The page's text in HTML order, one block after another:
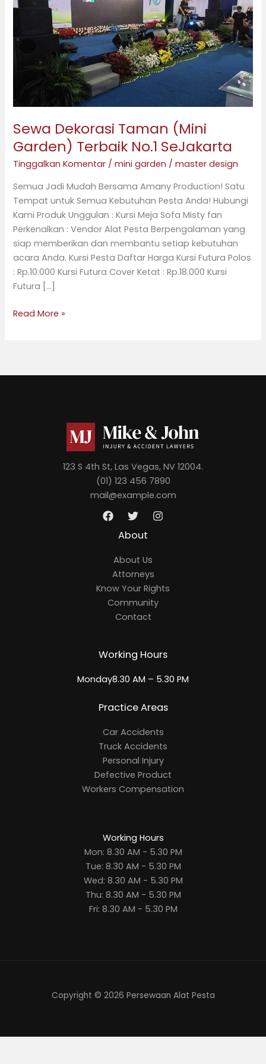
Sewa Dekorasi Taman (Mini
Garden) Terbaik No.1 SeJakarta
Tinggalkan Komentar /mini garden /master design
Semua Jadi Mudah Bersama Amany Production! Satu
Tempat untuk Semua Kebutuhan Pesta Anda! Hubungi
Kami Produk Unggulan : Kursi Meja Sofa Misty fan
Perkenalkan : Vendor Alat Pesta Berpengalaman yang
siap memberikan dan membantu setiap kebutuhan
acara Anda. Kursi Pesta Daftar Harga Kursi Futura Polos
: Rp.10.000 Kursi Futura Cover Ketat : Rp.18.000 Kursi
Futura […]
Taman
Garden)
SeJakarta
Read More »
123 S 4th St, Las Vegas, NV 12004.
(01) 123 456 7890
mail@example.com
About
About Us
Attorneys
Know Your Rights
Community
Contact
Working Hours
Monday8.30 AM – 5.30 PM
Practice Areas
Car Accidents
Truck Accidents
Personal Injury
Defective Product
Workers Compensation
Working Hours
Mon: 8.30 AM - 5.30 PM
Tue: 8.30 AM - 5.30 PM
Wed: 8.30 AM - 5.30 PM
Thu: 8.30 AM - 5.30 PM
Fri: 8.30 AM - 5.30 PM
Copyright © 2026 Persewaan Alat Pesta